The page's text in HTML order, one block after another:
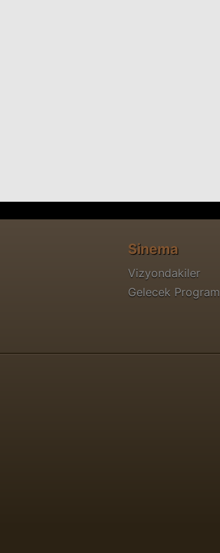
Sinema
Vizyondakiler
Gelecek Program